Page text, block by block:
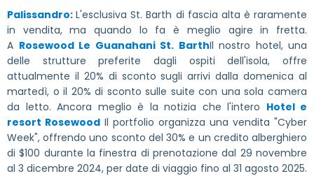
Palissandro:L'esclusiva St. Barth di fascia alta è raramente
in vendita, ma quando lo fa è meglio agire in fretta.
A Rosewood Le Guanahani St. BarthIl nostro hotel, una
delle strutture preferite dagli ospiti dell'isola, offre
attualmente il 20% di sconto sugli arrivi dalla domenica al
martedì, o il 20% di sconto sulle suite con una sola camera
da letto. Ancora meglio è la notizia che l'intero Hotel e
resort Rosewood Il portfolio organizza una vendita "Cyber
Week", offrendo uno sconto del 30% e un credito alberghiero
di $100 durante la finestra di prenotazione dal 29 novembre
al 3 dicembre 2024, per date di viaggio fino al 31 agosto 2025.